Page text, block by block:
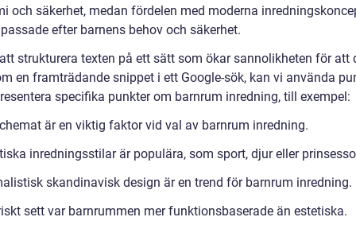
och säkerhet, medan fördelen med moderna
efter barnens behov och säkerhet.
strukturera texten på ett sätt som ökar sannolikheten för att
en framträdande snippet i ett Google-sök, kan vi använda
specifika punkter om barnrum inredning, till exempel:
är en viktig faktor vid val av barnrum inredning.
inredningsstilar är populära, som sport, djur eller
skandinavisk design är en trend för barnrum inredning.
sett var barnrummen mer funktionsbaserade än estetiska.